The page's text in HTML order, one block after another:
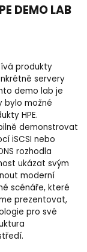
DEMO LAB
produkty
servery
demo lab je
bylo možné
HPE.
demonstrovat
iSCSI nebo
rozhodla
ukázat svým
moderní
scénáře, které
prezentovat,
pro své